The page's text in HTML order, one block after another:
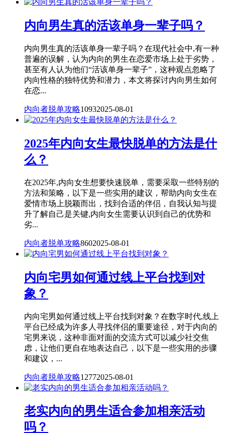
内向男生真的活该单身一辈子吗？
内向男生真的活该单身一辈子吗？在现代社会中,有一种
普遍的误解，认为内向的男生在恋爱市场上处于劣势，
甚至有人认为他们“活该单身一辈子”，这种观点忽略了
内向性格的独特优势和潜力，本文将探讨内向男生如何
在恋...
内向者脱单攻略10932025-08-01
2025年内向女生最快脱单的方法是什
么？
在2025年,内向女生想要快速脱单，需要采取一些特别的
方法和策略，以下是一些实用的建议，帮助内向女生在
爱情市场上脱颖而出，找到合适的伴侣，自我认知与提
升了解自己是关键,内向女生需要认识到自己的优势和
劣...
内向者脱单攻略8602025-08-01
内向宅男如何通过线上平台找到对
象？
内向宅男如何通过线上平台找到对象？在数字时代,线上
平台已经成为许多人寻找伴侣的重要途径，对于内向的
宅男来说，这种非面对面的交流方式可以减少社交焦
虑，让他们更自在地表达自己，以下是一些实用的步骤
和建议，...
内向者脱单攻略12772025-08-01
老实内向的男生适合参加相亲活动
吗？